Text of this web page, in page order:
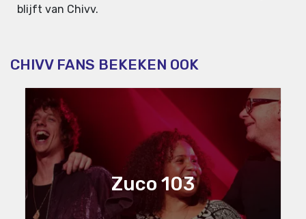
blijft van Chivv.
CHIVV FANS BEKEKEN OOK
Zuco 103